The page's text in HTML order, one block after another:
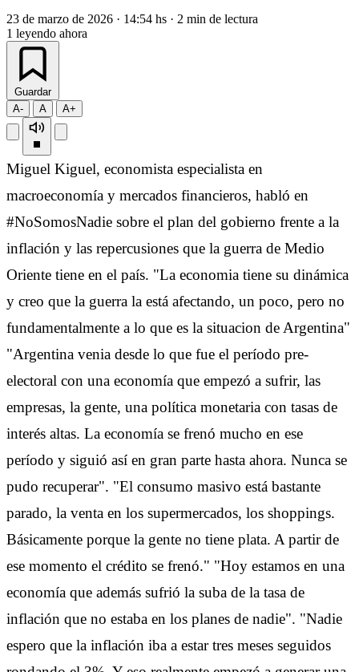
23 de marzo de 2026 · 14:54 hs · 2 min de lectura
1 leyendo ahora
Guardar
A-
A A+
Miguel Kiguel, economista especialista en
macroeconomía y mercados financieros, habló en
#NoSomosNadie sobre el plan del gobierno frente a la
inflación y las repercusiones que la guerra de Medio
Oriente tiene en el país. "La economia tiene su dinámica
y creo que la guerra la está afectando, un poco, pero no
fundamentalmente a lo que es la situacion de Argentina"
"Argentina venia desde lo que fue el período pre-
electoral con una economía que empezó a sufrir, las
empresas, la gente, una política monetaria con tasas de
interés altas. La economía se frenó mucho en ese
período y siguió así en gran parte hasta ahora. Nunca se
pudo recuperar". "El consumo masivo está bastante
parado, la venta en los supermercados, los shoppings.
Básicamente porque la gente no tiene plata. A partir de
ese momento el crédito se frenó." "Hoy estamos en una
economía que además sufrió la suba de la tasa de
inflación que no estaba en los planes de nadie". "Nadie
espero que la inflación iba a estar tres meses seguidos